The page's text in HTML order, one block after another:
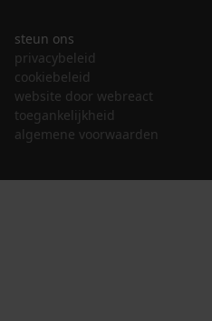
steun ons
privacybeleid
cookiebeleid
website door webreact
toegankelijkheid
algemene voorwaarden